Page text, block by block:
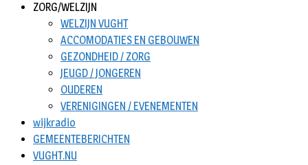
ZORG/WELZIJN
WELZIJN VUGHT
ACCOMODATIES EN GEBOUWEN
GEZONDHEID / ZORG
JEUGD / JONGEREN
OUDEREN
VERENIGINGEN / EVENEMENTEN
wijkradio
GEMEENTEBERICHTEN
VUGHT.NU